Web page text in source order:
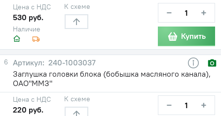
Наличие
Цена с НДС
530 руб.
К схеме − +
Купить
6
240-1003037
Заглушка головки блока (бобышка масляного канала),
ОАО"ММЗ"
Цена с НДС
220 руб.
К схеме − +